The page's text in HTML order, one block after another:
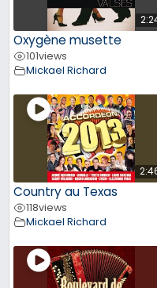
Oxygène musette
101views
Mickael Richard
Country au Texas
118views
Mickael Richard